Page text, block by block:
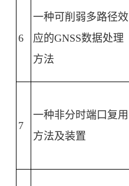
6
一种可削弱多路径效
应的GNSS数据处理
方法
7
一种非分时端口复用
方法及装置